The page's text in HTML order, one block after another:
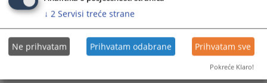
1720PREGLEDA
↓ 2 Servisi treće strane
Ne prihvatam Prihvatam odabrane Prihvatam sve
Pokreće Klaro!